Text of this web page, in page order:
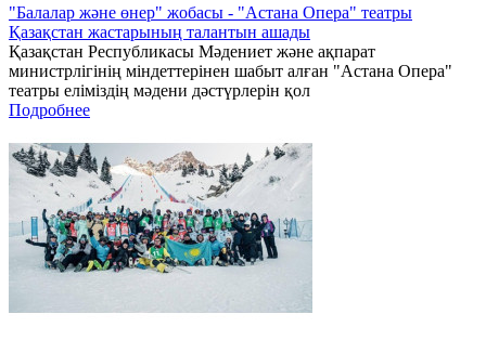
"Балалар және өнер" жобасы - "Астана Опера" театры
Қазақстан жастарының талантын ашады
Қазақстан Республикасы Мәдениет және ақпарат
министрлігінің міндеттерінен шабыт алған "Астана Опера"
театры еліміздің мәдени дәстүрлерін қол
Подробнее